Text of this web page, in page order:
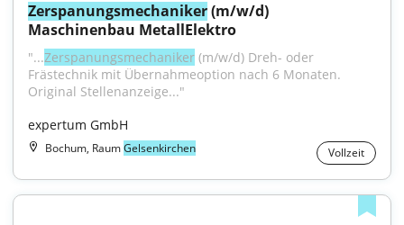
Zerspanungsmechaniker (m/w/d)
Maschinenbau MetallElektro
"...Zerspanungsmechaniker (m/w/d) Dreh- oder
Frästechnik mit Übernahmeoption nach 6 Monaten.
Original Stellenanzeige..."
expertum GmbH
Bochum, RaumGelsenkirchen Vollzeit